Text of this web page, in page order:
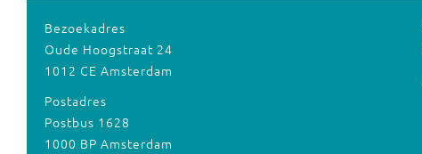
Bezoekadres
Oude Hoogstraat 24
1012 CE Amsterdam
Postadres
Postbus 1628
1000 BP Amsterdam